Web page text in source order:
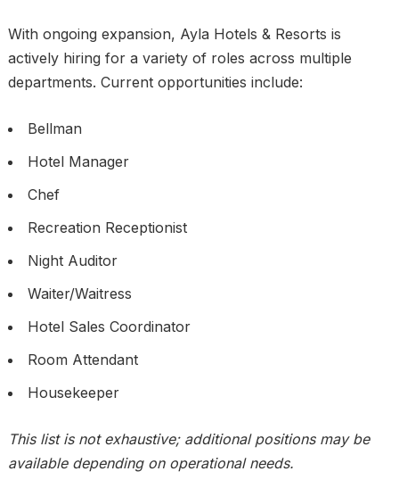
With ongoing expansion, Ayla Hotels & Resorts is
actively hiring for a variety of roles across multiple
departments. Current opportunities include:
Bellman
Hotel Manager
Chef
Recreation Receptionist
Night Auditor
Waiter/Waitress
Hotel Sales Coordinator
Room Attendant
Housekeeper
This list is not exhaustive; additional positions may be
available depending on operational needs.